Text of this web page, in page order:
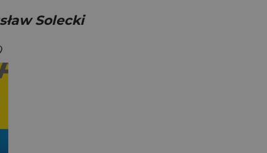
Solecki